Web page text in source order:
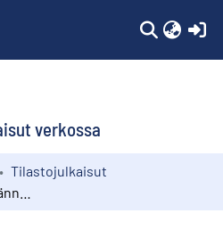
verkossa
Tilastojulkaisut